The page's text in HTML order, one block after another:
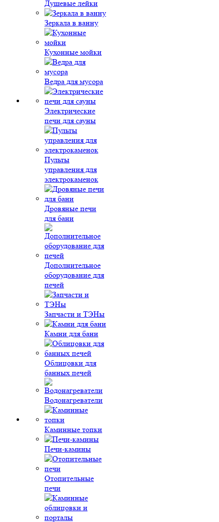
Душевые лейки
Зеркала в ванну
Кухонные мойки
Ведра для мусора
Электрические
печи для сауны
Пульты
управления для
электрокаменок
Дровяные печи
для бани
Дополнительное
оборудование для
печей
Запчасти и ТЭНы
Камни для бани
Облицовки для
банных печей
Водонагреватели
Каминные топки
Печи-камины
Отопительные
печи